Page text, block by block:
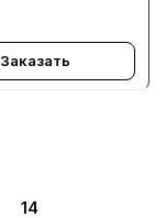
Заказать
14